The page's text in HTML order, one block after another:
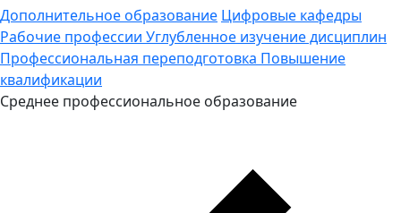
Дополнительное образование Цифровые кафедры
Рабочие профессии Углубленное изучение дисциплин
Профессиональная переподготовка Повышение
квалификации
Среднее профессиональное образование